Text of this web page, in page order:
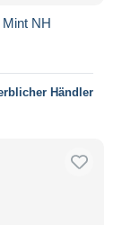
NH
Händler